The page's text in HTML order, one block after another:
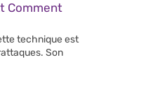
Comment
technique est
Son